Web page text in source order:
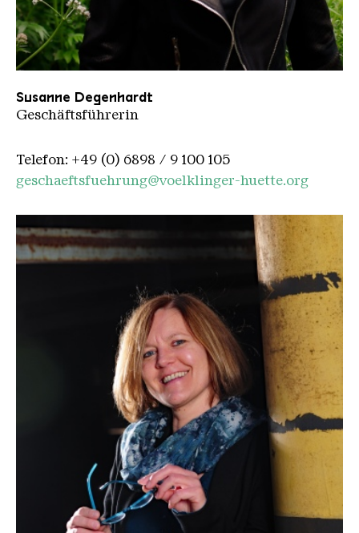
Portrait SD_3062
Susanne Degenhardt
Geschäftsführerin
Telefon: +49 (0) 6898 / 9 100 105
geschaeftsfuehrung@voelklinger-huette.org